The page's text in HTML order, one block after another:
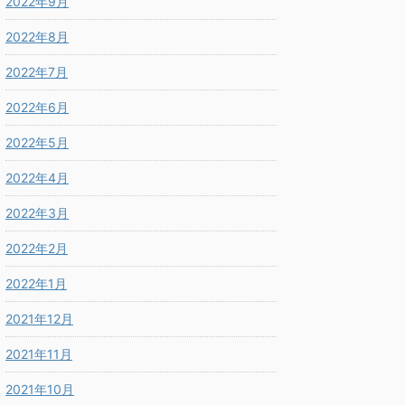
2022年8月
2022年7月
2022年6月
2022年5月
2022年4月
2022年3月
2022年2月
2022年1月
2021年12月
2021年11月
2021年10月